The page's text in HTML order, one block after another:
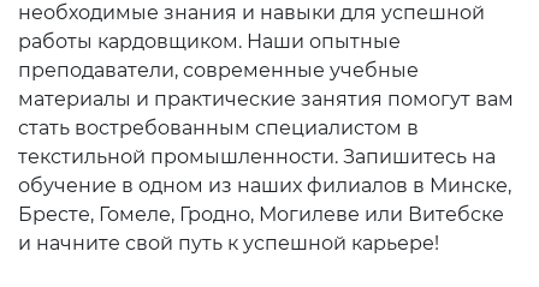
необходимые знания и навыки для успешной
работы кардовщиком. Наши опытные
преподаватели, современные учебные
материалы и практические занятия помогут вам
стать востребованным специалистом в
текстильной промышленности. Запишитесь на
обучение в одном из наших филиалов в Минске,
Бресте, Гомеле, Гродно, Могилеве или Витебске
и начните свой путь к успешной карьере!